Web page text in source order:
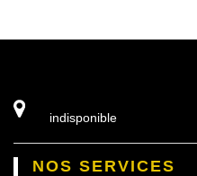
indisponible
NOS SERVICES